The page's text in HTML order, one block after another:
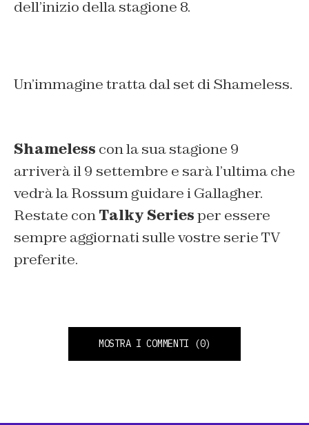
dell’inizio della stagione 8.
Un’immagine tratta dal set di Shameless.
Shameless con la sua stagione 9
arriverà il 9 settembre e sarà l’ultima che
vedrà la Rossum guidare i Gallagher.
Restate conTalky Seriesper essere
sempre aggiornati sulle vostre serie TV
preferite.
MOSTRA I COMMENTI (0)